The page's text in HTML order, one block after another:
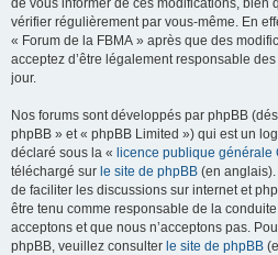
de vous informer de ces modifications, bien
vérifier régulièrement par vous-même. En
« Forum de la FBMA » après que des
acceptez d’être légalement responsable
jour.
Nos forums sont développés par phpBB
phpBB » et « phpBB Limited ») qui est un
déclaré sous la « licence publique générale
téléchargé sur le site de phpBB (en
de faciliter les discussions sur internet et
être tenu comme responsable de la
acceptons et que nous n’acceptons pas.
phpBB, veuillez consulter le site de phpBB